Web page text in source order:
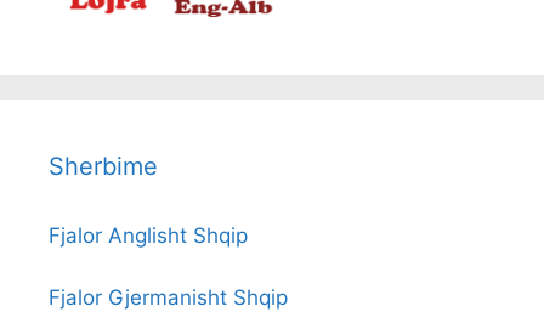
Sherbime
Fjalor Anglisht Shqip
Fjalor Gjermanisht Shqip